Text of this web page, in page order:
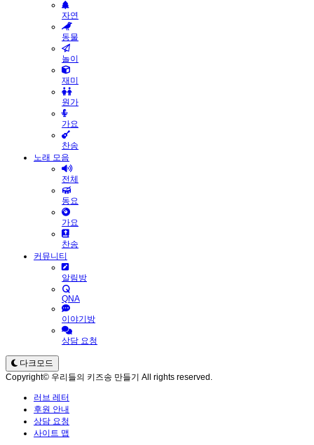
자연
동물
놀이
재미
원가
가요
찬송
노래 모음
전체
동요
가요
찬송
커뮤니티
알림방
QNA
이야기방
상담 요청
다크모드
Copyright© 우리들의 키즈송 만들기 All rights reserved.
러브 레터
후원 안내
상담 요청
사이트 맵